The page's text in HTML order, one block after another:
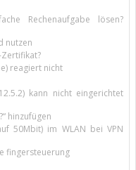
Rechenaufgabe lösen?
nutzen
reagiert nicht
kann nicht eingerichtet
hinzufügen
50Mbit) im WLAN bei VPN
fingersteuerung